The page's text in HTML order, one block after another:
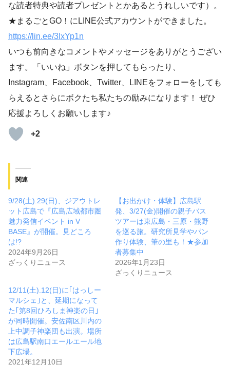
な読者特典や読者プレゼントとかあるとうれしいです）。
★まるごとGO！にLINE公式アカウントができました。
https://lin.ee/3IxYp1n
いつも前向きなコメントやメッセージをありがとうござい
ます。「いいね」ボタンを押してもらったり、
Instagram、Facebook、Twitter、LINEをフォローをしても
らえるとさらにボクたち私たちの励みになります！ ぜひ
応援よろしくお願いします♪
+2
関連
9/28(土).29(日)、ジアウトレ
ット広島で『広島広域都市圏
魅力発信イベント in V
BASE』が開催。見どころ
は!?
2024年9月26日
ざっくりニュース
【お出かけ・体験】広島駅
発、3/27(金)開催の親子バス
ツアーは東広島・三原・熊野
を巡る旅。研究所見学やパン
作り体験、筆の里も！★参加
者募集中
2026年1月23日
ざっくりニュース
12/11(土).12(日)に｢はっしー
マルシェ｣と、延期になって
た｢第8回ひろしま神楽の日｣
が同時開催。安佐南区川内の
上中調子神楽団も出演。場所
は広島駅南口エールエール地
下広場。
2021年12月10日